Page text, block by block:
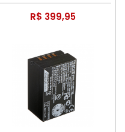
R$ 399,95